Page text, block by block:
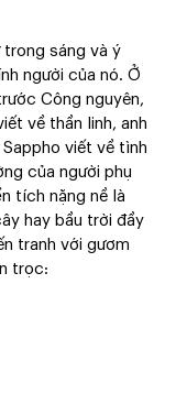
trong sáng và ý
người của nó. Ở
Công nguyên,
về thần linh, anh
viết về tình
của người phụ
tích nặng nề là
hay bầu trời đầy
tranh với gươm
trọc: